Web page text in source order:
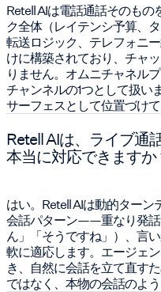
Retell AIは電話通話そのも
ク全体（レイテンシ予算、
転送ロジック、テレフォニ
けに構築されており、チャ
りません。オムニチャネル
チャンネルの1つとして扱い
サーフェスとして位置づけて
Retell AIは、ライブ通
本当に対応できますか
はい。Retell AIは動的ター
会話パターン——重なり発話
ん」「そうですね」）、言
軟に適応します。エージェ
き、自然に会話を立て直す
ではなく、本物の会話のよう